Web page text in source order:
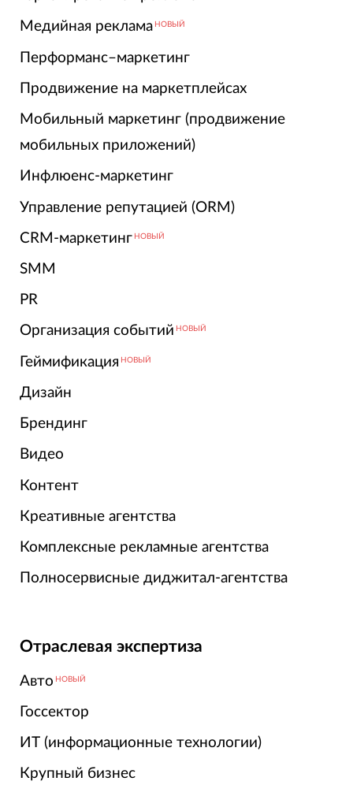
Медийная реклама НОВЫЙ
Перформанс–маркетинг
Продвижение на маркетплейсах
Мобильный маркетинг (продвижение
мобильных приложений)
Инфлюенс-маркетинг
Управление репутацией (ORM)
CRM-маркетинг НОВЫЙ
SMM
PR
Организация событий НОВЫЙ
Геймификация НОВЫЙ
Дизайн
Брендинг
Видео
Контент
Креативные агентства
Комплексные рекламные агентства
Полносервисные диджитал-агентства
Отраслевая экспертиза
Авто НОВЫЙ
Госсектор
ИТ (информационные технологии)
Крупный бизнес